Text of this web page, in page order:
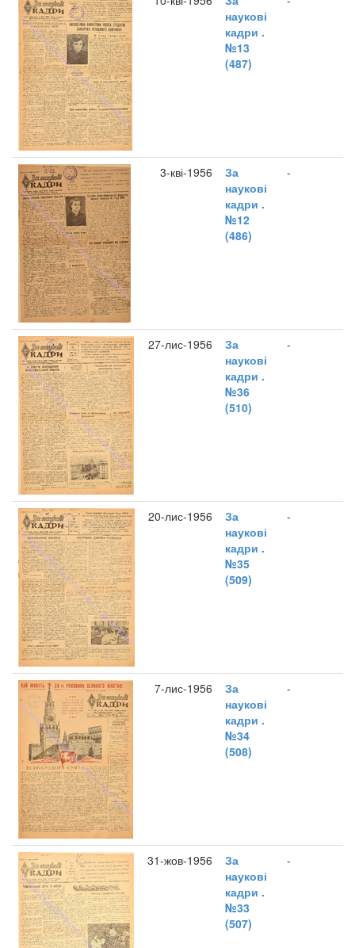
наукові
кадри .
№13
(487)
3-кві-1956
За
наукові
кадри .
№12
(486)
-
27-лис-1956
За
наукові
кадри .
№36
(510)
-
20-лис-1956
За
наукові
кадри .
№35
(509)
-
7-лис-1956
За
наукові
кадри .
№34
(508)
-
31-жов-1956
За
наукові
кадри .
№33
(507)
-